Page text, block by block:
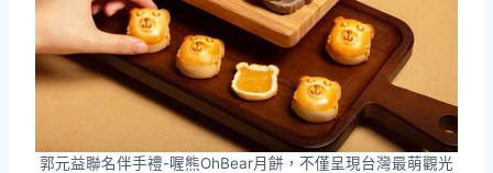
郭元益聯名伴手禮-喔熊OhBear月餅，不僅呈現台灣最萌觀光